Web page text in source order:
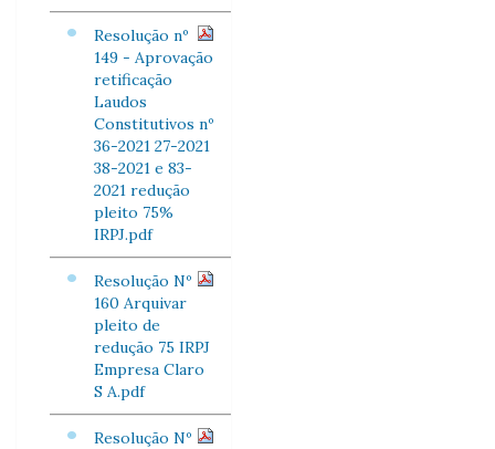
Resolução nº
149 - Aprovação
retificação
Laudos
Constitutivos nº
36-2021 27-2021
38-2021 e 83-
2021 redução
pleito 75%
IRPJ.pdf
Resolução Nº
160 Arquivar
pleito de
redução 75 IRPJ
Empresa Claro
S A.pdf
Resolução Nº